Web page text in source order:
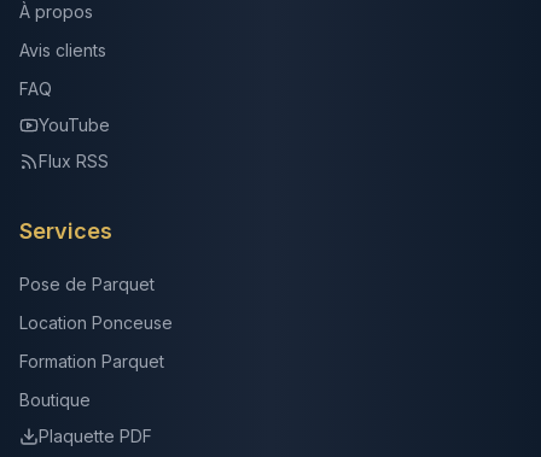
À propos
Avis clients
FAQ
YouTube
Flux RSS
Services
Pose de Parquet
Location Ponceuse
Formation Parquet
Boutique
Plaquette PDF